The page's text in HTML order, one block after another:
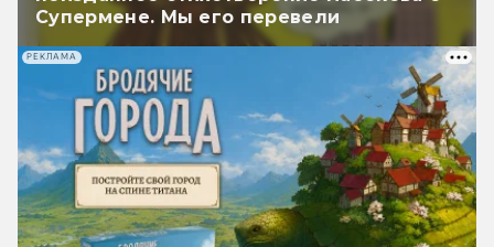
Супермене. Мы его перевели
РЕКЛАМА